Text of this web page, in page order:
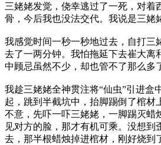
三姥姥发觉，侥幸逃过了一死，对着
骨，今后我也没法交代。我说是三姥
我感觉时间一秒一秒地过去，自打三
去了一两分钟。我怕拖延下去崔大离
中顾忌虽然不少，却也管不了那么多
我趁三姥姥全神贯注将“仙虫”引进盒
起，跳到半截坑中，抬脚踢倒了棺材
不意，先吓一吓三姥姥，一脚踢灭蜡
见对方的脸，那才有机可乘。没想到
去，那半根蜡烛掉进棺材，刚好烧到